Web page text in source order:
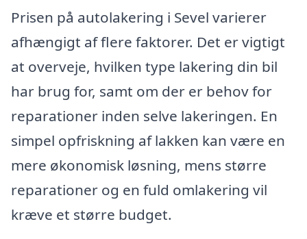
Prisen på autolakering i Sevel varierer
afhængigt af flere faktorer. Det er vigtigt
at overveje, hvilken type lakering din bil
har brug for, samt om der er behov for
reparationer inden selve lakeringen. En
simpel opfriskning af lakken kan være en
mere økonomisk løsning, mens større
reparationer og en fuld omlakering vil
kræve et større budget.